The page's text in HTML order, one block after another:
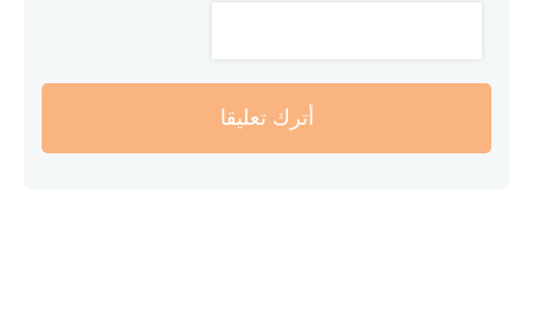
أترك تعليقا